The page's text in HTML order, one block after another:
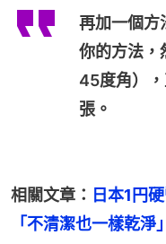
再加一個方
你的方法，
45度角）
張。
相關文章： 日本1円
「不清潔也一樣乾淨」